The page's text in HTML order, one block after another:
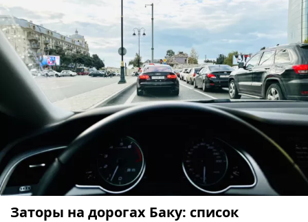
Заторы на дорогах Баку: список